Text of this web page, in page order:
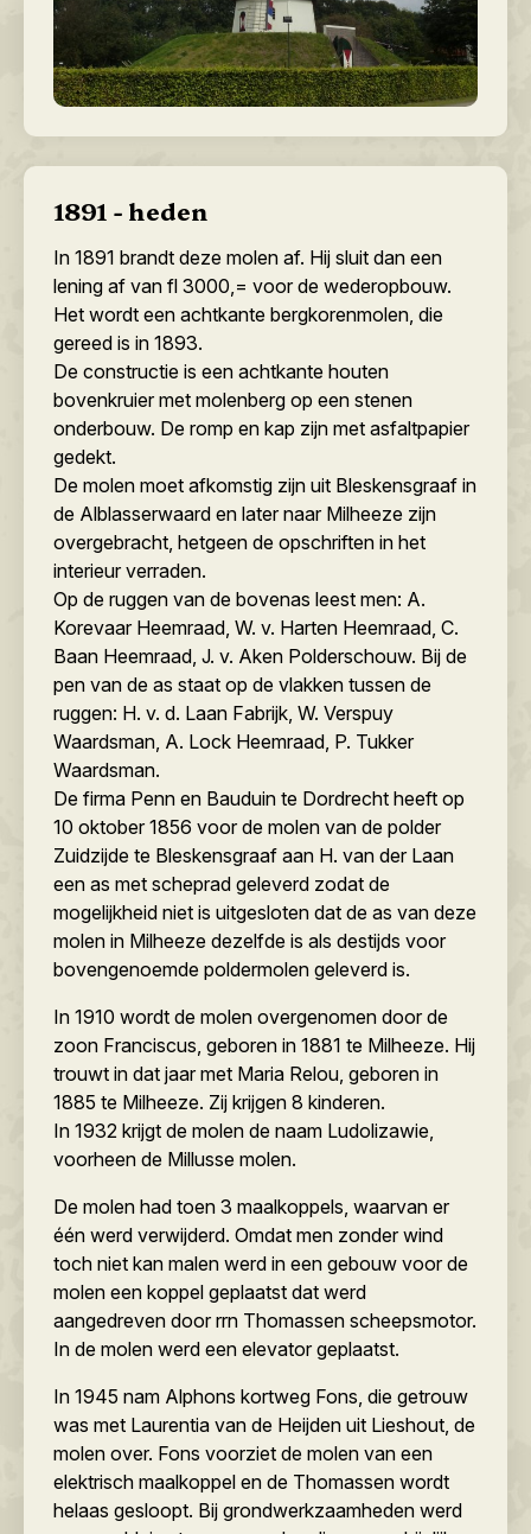
1891 - heden
In 1891 brandt deze molen af. Hij sluit dan een
lening af van fl 3000,= voor de wederopbouw.
Het wordt een achtkante bergkorenmolen, die
gereed is in 1893.
De constructie is een achtkante houten
bovenkruier met molenberg op een stenen
onderbouw. De romp en kap zijn met asfaltpapier
gedekt.
De molen moet afkomstig zijn uit Bleskensgraaf in
de Alblasserwaard en later naar Milheeze zijn
overgebracht, hetgeen de opschriften in het
interieur verraden.
Op de ruggen van de bovenas leest men: A.
Korevaar Heemraad, W. v. Harten Heemraad, C.
Baan Heemraad, J. v. Aken Polderschouw. Bij de
pen van de as staat op de vlakken tussen de
ruggen: H. v. d. Laan Fabrijk, W. Verspuy
Waardsman, A. Lock Heemraad, P. Tukker
Waardsman.
De firma Penn en Bauduin te Dordrecht heeft op
10 oktober 1856 voor de molen van de polder
Zuidzijde te Bleskensgraaf aan H. van der Laan
een as met scheprad geleverd zodat de
mogelijkheid niet is uitgesloten dat de as van deze
molen in Milheeze dezelfde is als destijds voor
bovengenoemde poldermolen geleverd is.
In 1910 wordt de molen overgenomen door de
zoon Franciscus, geboren in 1881 te Milheeze. Hij
trouwt in dat jaar met Maria Relou, geboren in
1885 te Milheeze. Zij krijgen 8 kinderen.
In 1932 krijgt de molen de naam Ludolizawie,
voorheen de Millusse molen.
De molen had toen 3 maalkoppels, waarvan er
één werd verwijderd. Omdat men zonder wind
toch niet kan malen werd in een gebouw voor de
molen een koppel geplaatst dat werd
aangedreven door rrn Thomassen scheepsmotor.
In de molen werd een elevator geplaatst.
In 1945 nam Alphons kortweg Fons, die getrouw
was met Laurentia van de Heijden uit Lieshout, de
molen over. Fons voorziet de molen van een
elektrisch maalkoppel en de Thomassen wordt
helaas gesloopt. Bij grondwerkzaamheden werd